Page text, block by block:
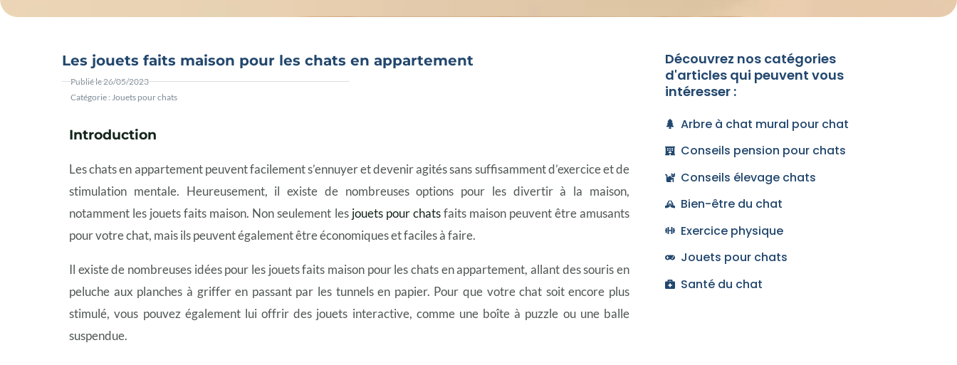
Les jouets faits maison pour les chats en appartement
Publié le26/05/2023
Catégorie : Jouets pour chats
Introduction
Les chats en appartement peuvent facilement s’ennuyer et devenir agités sans suffisamment d’exercice et de
stimulation mentale. Heureusement, il existe de nombreuses options pour les divertir à la maison,
notamment les jouets faits maison. Non seulement les jouets pour chatsfaits maison peuvent être amusants
pour votre chat, mais ils peuvent également être économiques et faciles à faire.
Il existe de nombreuses idées pour les jouets faits maison pour les chats en appartement, allant des souris en
peluche aux planches à griffer en passant par les tunnels en papier. Pour que votre chat soit encore plus
stimulé, vous pouvez également lui offrir des jouets interactive, comme une boîte à puzzle ou une balle
suspendue.
Découvrez nos catégories
d'articles qui peuvent vous
intéresser :
Arbre à chat mural pour chat
Conseils pension pour chats
Conseils élevage chats
Bien-être du chat
Exercice physique
Jouets pour chats
Santé du chat